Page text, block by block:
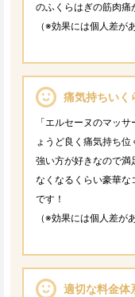
のふくらはぎの筋肉痛
（※効果には個人差が
痛気持ちいく
「エルセーヌのマッ
ょうど良く痛気持ち
強い方が好きなので
なくなるくらい豪華な
です！
（※効果には個人差が
適切な料金体